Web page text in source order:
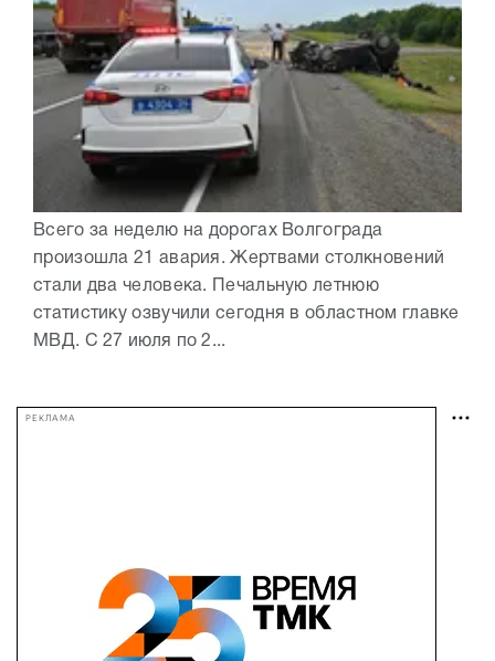
Всего за неделю на дорогах Волгограда
произошла 21 авария. Жертвами столкновений
стали два человека. Печальную летнюю
статистику озвучили сегодня в областном главке
МВД. С 27 июля по 2...
РЕКЛАМА